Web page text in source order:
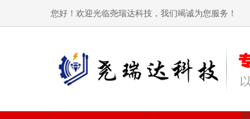
您好！欢迎光临尧瑞达科技，我们竭诚为您服务！